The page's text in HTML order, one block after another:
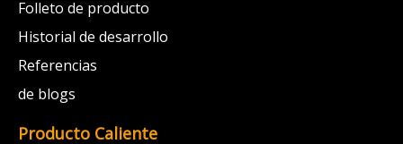
Folleto de producto
Historial de desarrollo
Referencias
de blogs
Producto Caliente